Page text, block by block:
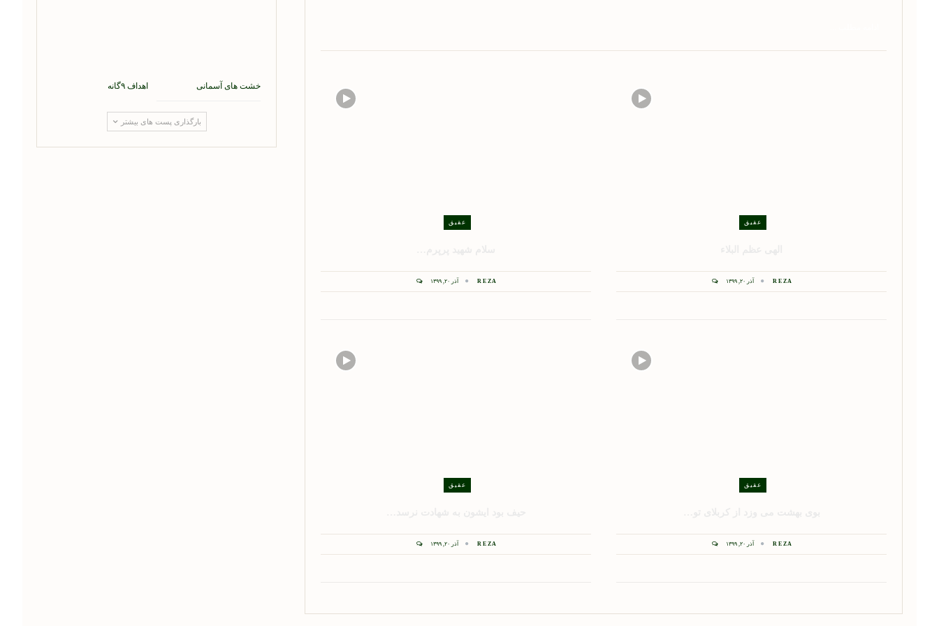
عقیق
REZA آذر ۲۰, ۱۳۹۹
عقیق
REZA آذر ۲۰, ۱۳۹۹
عقیق
REZA آذر ۲۰, ۱۳۹۹
عقیق
REZA آذر ۲۰, ۱۳۹۹
خشت های آسمانی اهداف ۹گانه
بارگذاری پست های بیشتر